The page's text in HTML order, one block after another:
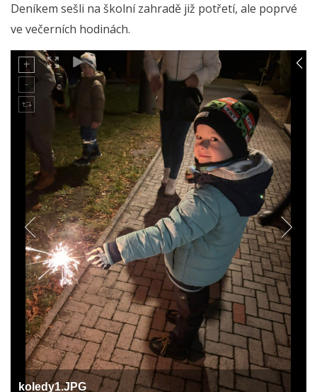
Deníkem sešli na školní zahradě již potřetí, ale poprvé
ve večerních hodinách.
koledy1.JPG